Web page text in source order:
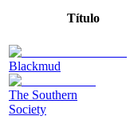
Título
Blackmud
The Southern
Society